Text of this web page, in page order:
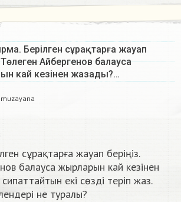
Берілген сұрақтарға жауап
Төлеген Айбергенов балауса
кай кезiнен жазады?…
сұрақтарға жауап беріңіз.
балауса жырларын кай кезiнен
екі сөзді теріп жаз.
не туралы?​